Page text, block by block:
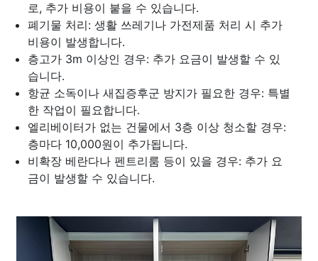
로, 추가 비용이 붙을 수 있습니다.
폐기물 처리: 생활 쓰레기나 가전제품 처리 시 추가
비용이 발생합니다.
층고가 3m 이상인 경우: 추가 요금이 발생할 수 있
습니다.
항균 소독이나 새집증후군 방지가 필요한 경우: 특별
한 작업이 필요합니다.
엘리베이터가 없는 건물에서 3층 이상 청소할 경우:
층마다 10,000원이 추가됩니다.
비확장 베란다나 펜트리룸 등이 있을 경우: 추가 요
금이 발생할 수 있습니다.